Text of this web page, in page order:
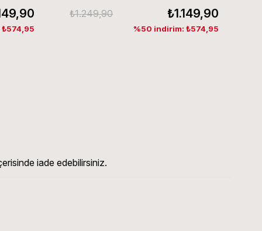
₺1.149,90
₺1.249,90
%50 indirim: ₺574,95
iade edebilirsiniz.